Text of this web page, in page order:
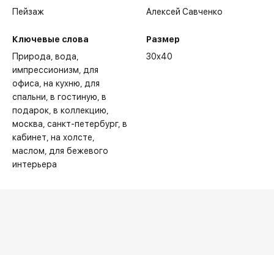
Пейзаж
Ключевые слова
Природа вода
импрессионизм для
офиса на кухню для
спальни в гостиную в
подарок в коллекцию
москва санкт-петербург в
кабинет на холсте
маслом для бежевого
интерьера
Алексей Савченко
Размер
30x40
2003 г. - Персональная выставка. Москва, Пречистенская